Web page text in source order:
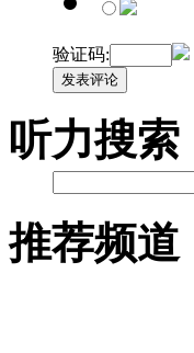
验证码:
发表评论
听力搜索
推荐频道